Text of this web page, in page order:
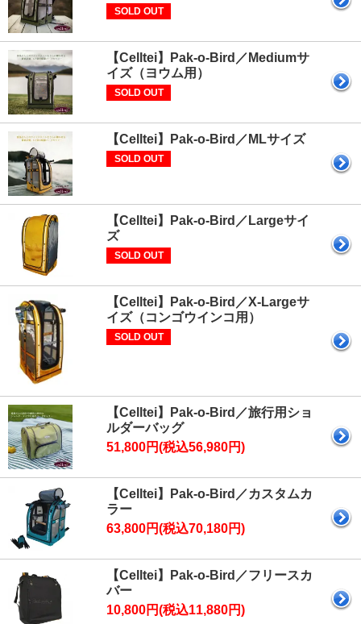
SOLD OUT
【Celltei】Pak-o-Bird／Mediumサ
イズ（ヨウム用）
SOLD OUT
【Celltei】Pak-o-Bird／MLサイズ
SOLD OUT
【Celltei】Pak-o-Bird／Largeサイ
ズ
SOLD OUT
【Celltei】Pak-o-Bird／X-Largeサ
イズ（コンゴウインコ用）
SOLD OUT
【Celltei】Pak-o-Bird／旅行用ショ
ルダーバッグ
51,800円(税込56,980円)
【Celltei】Pak-o-Bird／カスタムカ
ラー
63,800円(税込70,180円)
【Celltei】Pak-o-Bird／フリースカ
バー
10,800円(税込11,880円)